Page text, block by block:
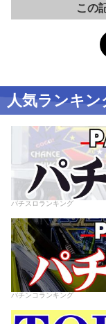
この
人気ランキン
パチスロランキング
パチンコランキング